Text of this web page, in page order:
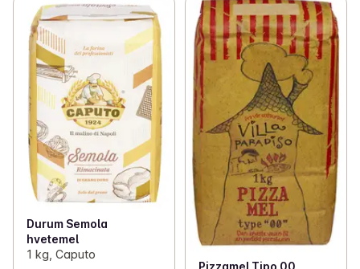
Durum Semola
hvetemel
1 kg, Caputo
Pizzamel Tipo 00